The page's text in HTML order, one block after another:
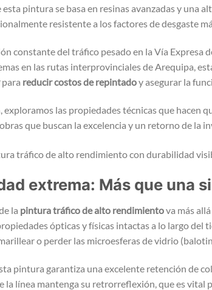
esta pintura se basa en resinas avanzadas y una
resistente a los factores de desgaste
constante del tráfico pesado en la Vía Expresa
en las rutas interprovinciales de Arequipa,
para reducir costos de repintadoy asegurar la
las propiedades técnicas que hacen
que buscan la excelencia y un retorno de la
extrema: Más que una
la pintura tráfico de alto rendimientova más
ópticas y físicas intactas a lo largo del
o perder las microesferas de vidrio
pintura garantiza una excelente retención de
la línea mantenga su retrorreflexión, que es vital